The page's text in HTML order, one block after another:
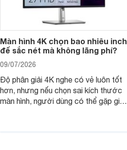
Màn hình 4K chọn bao nhiêu inch
để sắc nét mà không lãng phí?
09/07/2026
Độ phân giải 4K nghe có vẻ luôn tốt
hơn, nhưng nếu chọn sai kích thước
màn hình, người dùng có thể gặp giao